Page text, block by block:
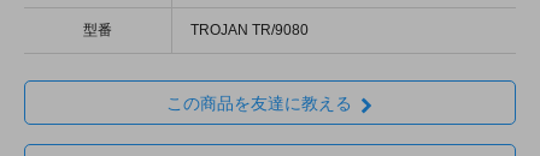
型番 TROJAN TR/9080
この商品を友達に教える